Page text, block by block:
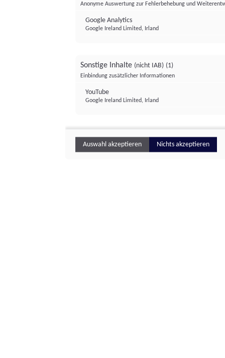
Anonyme Auswertung zur Fehlerbehebung und
Google Analytics
Google Ireland Limited, Irland
Sonstige Inhalte (nicht IAB) (1)
Einbindung zusätzlicher Informationen
YouTube
Google Ireland Limited, Irland
Auswahl akzeptieren Nichts akzeptieren